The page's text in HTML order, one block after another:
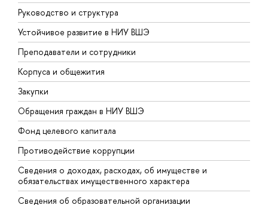
Руководство и структура
Устойчивое развитие в НИУ ВШЭ
Преподаватели и сотрудники
Корпуса и общежития
Закупки
Обращения граждан в НИУ ВШЭ
Фонд целевого капитала
Противодействие коррупции
Сведения о доходах, расходах, об имуществе и
обязательствах имущественного характера
Сведения об образовательной организации